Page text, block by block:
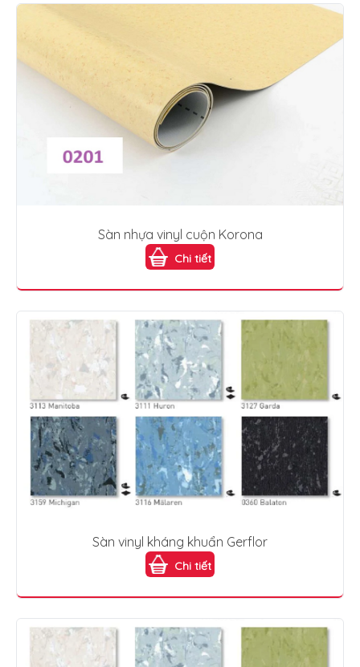
Sàn nhựa vinyl cuộn Korona
Chi tiết
Sàn vinyl kháng khuẩn Gerflor
Chi tiết